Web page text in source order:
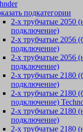
подкатегории
2-х трубчатые 2050
подключение)
2-х трубчатые 2056
подключение)
2-х трубчатые 2056
подключение)
2-х трубчатые 2180
подключение)
2-х трубчатые 2180
подключение)
2-х трубчатые 2180
подключение)
2-х трубчатые 2180